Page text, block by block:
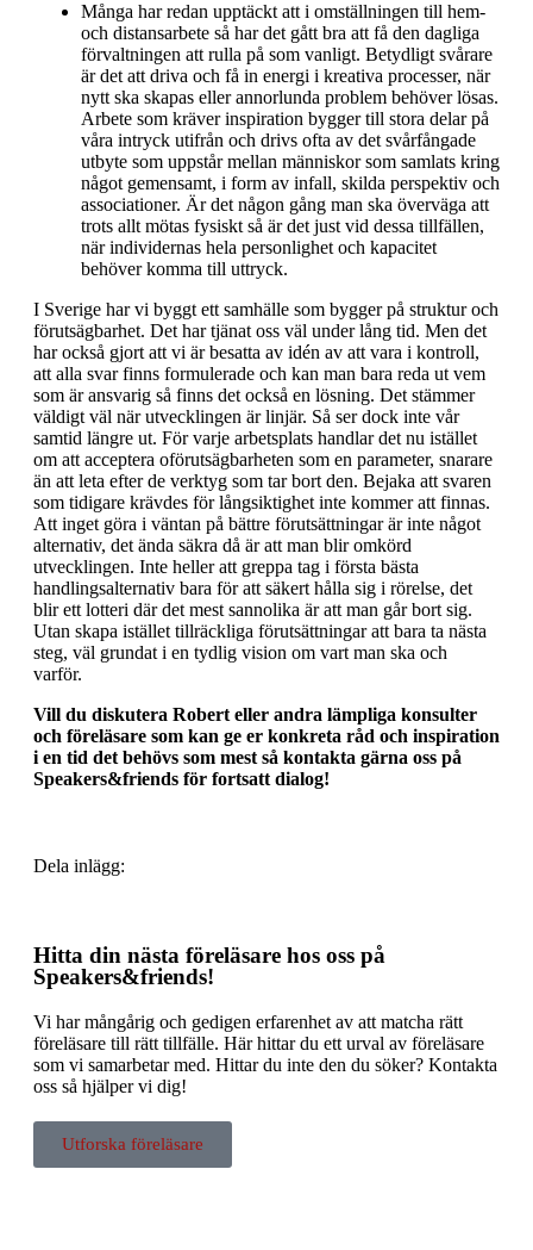
Många har redan upptäckt att i omställningen till hem-
och distansarbete så har det gått bra att få den dagliga
förvaltningen att rulla på som vanligt. Betydligt svårare
är det att driva och få in energi i kreativa processer, när
nytt ska skapas eller annorlunda problem behöver lösas.
Arbete som kräver inspiration bygger till stora delar på
våra intryck utifrån och drivs ofta av det svårfångade
utbyte som uppstår mellan människor som samlats kring
något gemensamt, i form av infall, skilda perspektiv och
associationer. Är det någon gång man ska överväga att
trots allt mötas fysiskt så är det just vid dessa tillfällen,
när individernas hela personlighet och kapacitet
behöver komma till uttryck.
I Sverige har vi byggt ett samhälle som bygger på struktur och
förutsägbarhet. Det har tjänat oss väl under lång tid. Men det
har också gjort att vi är besatta av idén av att vara i kontroll,
att alla svar finns formulerade och kan man bara reda ut vem
som är ansvarig så finns det också en lösning. Det stämmer
väldigt väl när utvecklingen är linjär. Så ser dock inte vår
samtid längre ut. För varje arbetsplats handlar det nu istället
om att acceptera oförutsägbarheten som en parameter, snarare
än att leta efter de verktyg som tar bort den. Bejaka att svaren
som tidigare krävdes för långsiktighet inte kommer att finnas.
Att inget göra i väntan på bättre förutsättningar är inte något
alternativ, det ända säkra då är att man blir omkörd
utvecklingen. Inte heller att greppa tag i första bästa
handlingsalternativ bara för att säkert hålla sig i rörelse, det
blir ett lotteri där det mest sannolika är att man går bort sig.
Utan skapa istället tillräckliga förutsättningar att bara ta nästa
steg, väl grundat i en tydlig vision om vart man ska och
varför.
Vill du diskutera Robert eller andra lämpliga konsulter
och föreläsare som kan ge er konkreta råd och inspiration
i en tid det behövs som mest så kontakta gärna oss på
Speakers&friends för fortsatt dialog!
Dela inlägg:
Hitta din nästa föreläsare hos oss på
Speakers&friends!
Vi har mångårig och gedigen erfarenhet av att matcha rätt
föreläsare till rätt tillfälle. Här hittar du ett urval av föreläsare
som vi samarbetar med. Hittar du inte den du söker? Kontakta
oss så hjälper vi dig!
Utforska föreläsare